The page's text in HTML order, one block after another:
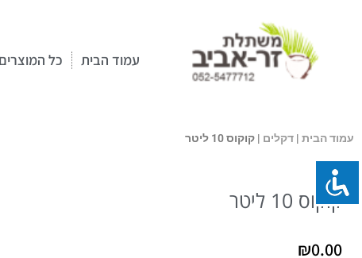
עמוד הבית כל המוצרים
עמוד הבית | דקלים | קוקוס 10 ליטר
קוקוס 10 ליטר
₪0.00